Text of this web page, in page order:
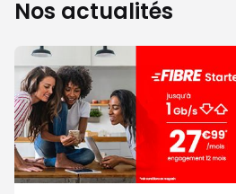
Nos actualités